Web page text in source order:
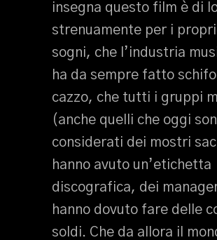
insegna questo film è di
strenuamente per i
sogni, che l’industria
ha da sempre fatto schifo
cazzo, che tutti i gruppi
(anche quelli che oggi
considerati dei mostri
hanno avuto un’etichetta
discografica, dei
hanno dovuto fare delle
soldi. Che da allora il